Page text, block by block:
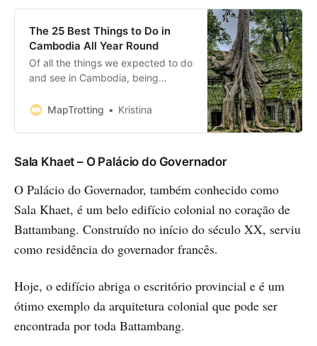
The 25 Best Things to Do in
Cambodia All Year Round
Of all the things we expected to do
and see in Cambodia, being
speechless, was never part of our
that is both glorious and horrifying
of an empire that stretched out
MapTrotting Kristina
Sala Khaet – O Palácio do Governador
O Palácio do Governador, também conhecido como
Sala Khaet, é um belo edifício colonial no coração de
Battambang. Construído no início do século XX, serviu
como residência do governador francês.
Hoje, o edifício abriga o escritório provincial e é um
ótimo exemplo da arquitetura colonial que pode ser
encontrada por toda Battambang.